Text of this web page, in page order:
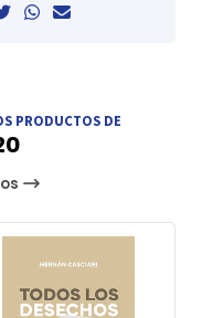
PRODUCTOS DE